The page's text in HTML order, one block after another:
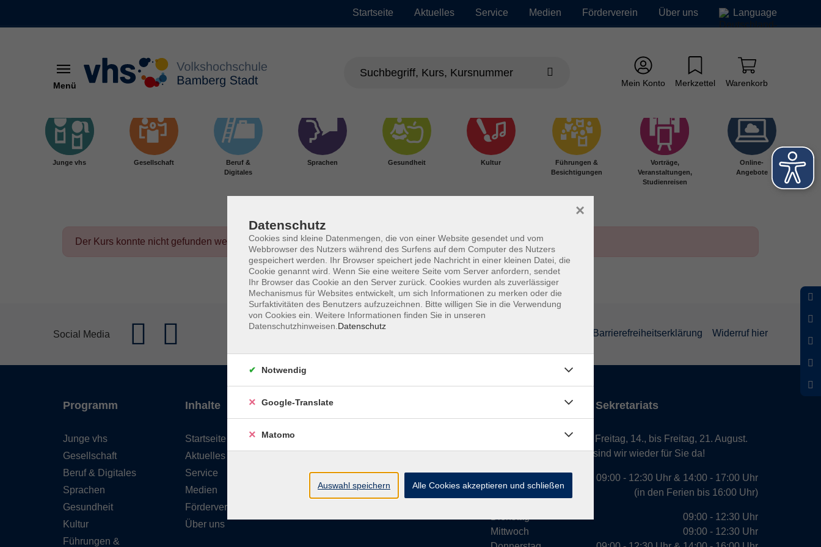
Startseite Aktuelles Service Medien Förderverein Über uns Language
Menü Mein Konto Merkzettel Warenkorb
Junge vhs Gesellschaft
Beruf &
Digitales
Sprachen Gesundheit Kultur
Führungen &
Besichtigungen
Vorträge,
Veranstaltungen,
Studienreisen
Online-
Angebote
Der Kurs konnte nicht gefunden werden.
Social Media Barrierefreiheitserklärung Widerruf hier
Programm
Junge vhs
Gesellschaft
Beruf & Digitales
Sprachen
Gesundheit
Kultur
Führungen &
Inhalte
Startseite
Aktuelles
Service
Medien
Förderverein
Über uns
vhs Bamberg Stadt
96052 Bamberg
info@vhs-bamberg.de
Tel: 0951 871108
Öffnungszeiten des Sekretariats
Wir machen Urlaub von Freitag, 14., bis Freitag, 21. August.
Ab Montag, 24. August, sind wir wieder für Sie da!
Mittwoch
09:00 - 12:30 Uhr & 14:00 - 17:00 Uhr
(in den Ferien bis 16:00 Uhr)
09:00 - 12:30 Uhr
09:00 - 12:30 Uhr
Datenschutz
Cookies sind kleine Datenmengen, die von einer Website gesendet und vom
Webbrowser des Nutzers während des Surfens auf dem Computer des Nutzers
gespeichert werden. Ihr Browser speichert jede Nachricht in einer kleinen Datei, die
Cookie genannt wird. Wenn Sie eine weitere Seite vom Server anfordern, sendet
Ihr Browser das Cookie an den Server zurück. Cookies wurden als zuverlässiger
Mechanismus für Websites entwickelt, um sich Informationen zu merken oder die
Surfaktivitäten des Benutzers aufzuzeichnen. Bitte willigen Sie in die Verwendung
von Cookies ein. Weitere Informationen finden Sie in unseren
Datenschutzhinweisen. Datenschutz
×
Notwendig
Google-Translate
Matomo
Auswahl speichern Alle Cookies akzeptieren und schließen